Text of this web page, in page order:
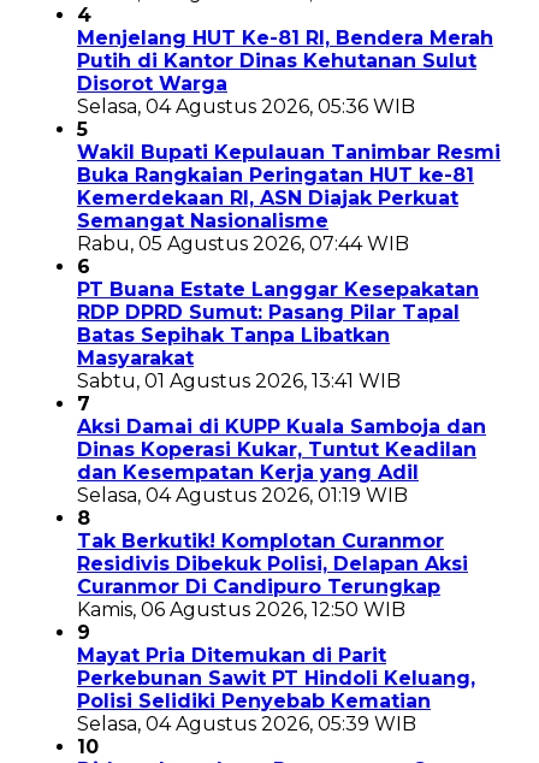
4
Menjelang HUT Ke-81 RI, Bendera Merah
Putih di Kantor Dinas Kehutanan Sulut
Disorot Warga
Selasa, 04 Agustus 2026, 05:36 WIB
5
Wakil Bupati Kepulauan Tanimbar Resmi
Buka Rangkaian Peringatan HUT ke-81
Kemerdekaan RI, ASN Diajak Perkuat
Semangat Nasionalisme
Rabu, 05 Agustus 2026, 07:44 WIB
6
PT Buana Estate Langgar Kesepakatan
RDP DPRD Sumut: Pasang Pilar Tapal
Batas Sepihak Tanpa Libatkan
Masyarakat
Sabtu, 01 Agustus 2026, 13:41 WIB
7
Aksi Damai di KUPP Kuala Samboja dan
Dinas Koperasi Kukar, Tuntut Keadilan
dan Kesempatan Kerja yang Adil
Selasa, 04 Agustus 2026, 01:19 WIB
8
Tak Berkutik! Komplotan Curanmor
Residivis Dibekuk Polisi, Delapan Aksi
Curanmor Di Candipuro Terungkap
Kamis, 06 Agustus 2026, 12:50 WIB
9
Mayat Pria Ditemukan di Parit
Perkebunan Sawit PT Hindoli Keluang,
Polisi Selidiki Penyebab Kematian
Selasa, 04 Agustus 2026, 05:39 WIB
10